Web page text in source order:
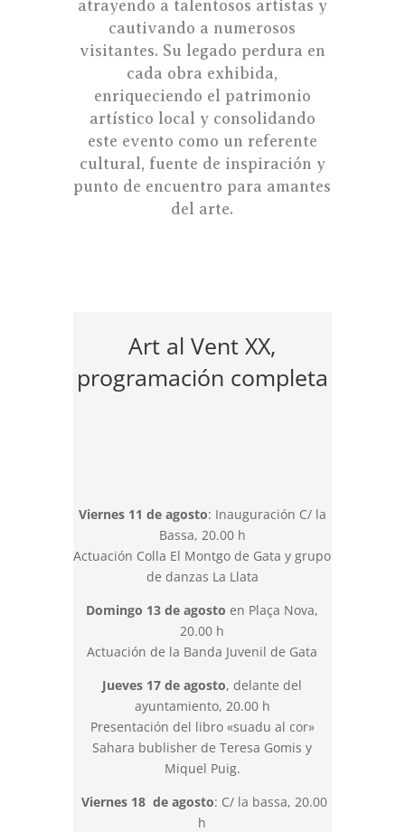
atrayendo a talentosos artistas y
cautivando a numerosos
visitantes. Su legado perdura en
cada obra exhibida,
enriqueciendo el patrimonio
artístico local y consolidando
este evento como un referente
cultural, fuente de inspiración y
punto de encuentro para amantes
del arte.
Art al Vent XX,
programación completa
Viernes 11 de agosto: Inauguración C/ la
Bassa, 20.00 h
Actuación Colla El Montgo de Gata y grupo
de danzas La Llata
Domingo 13 de agosto en Plaça Nova,
20.00 h
Actuación de la Banda Juvenil de Gata
Jueves 17 de agosto, delante del
ayuntamiento, 20.00 h
Presentación del libro «suadu al cor»
Sahara bublisher de Teresa Gomis y
Miquel Puig.
Viernes 18 de agosto: C/ la bassa, 20.00
h